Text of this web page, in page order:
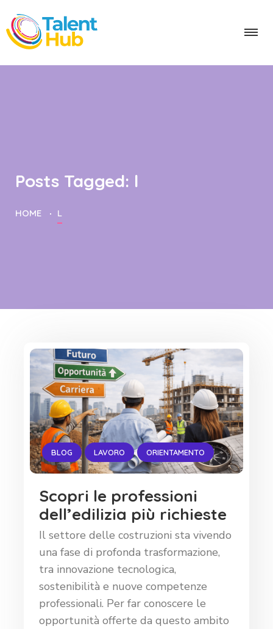
Posts Tagged: l
HOME L
BLOG LAVORO ORIENTAMENTO
Scopri le professioni
dell’edilizia più richieste
Il settore delle costruzioni sta vivendo
una fase di profonda trasformazione,
tra innovazione tecnologica,
sostenibilità e nuove competenze
professionali. Per far conoscere le
opportunità offerte da questo ambito